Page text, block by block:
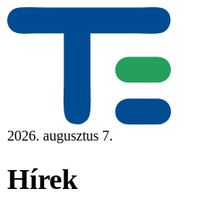
2026. augusztus 7.
Hírek